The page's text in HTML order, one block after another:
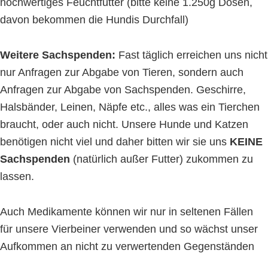
hochwertiges Feuchtfutter (bitte keine 1.250g Dosen,
davon bekommen die Hundis Durchfall)
Weitere Sachspenden: Fast täglich erreichen uns nicht
nur Anfragen zur Abgabe von Tieren, sondern auch
Anfragen zur Abgabe von Sachspenden. Geschirre,
Halsbänder, Leinen, Näpfe etc., alles was ein Tierchen
braucht, oder auch nicht. Unsere Hunde und Katzen
benötigen nicht viel und daher bitten wir sie uns KEINE
Sachspenden (natürlich außer Futter) zukommen zu
lassen.
Auch Medikamente können wir nur in seltenen Fällen
für unsere Vierbeiner verwenden und so wächst unser
Aufkommen an nicht zu verwertenden Gegenständen